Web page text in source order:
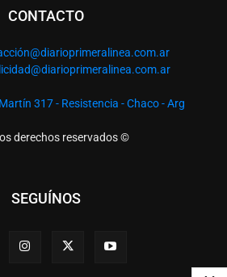
CONTACTO
n@diarioprimeralinea.com.ar
317 - Resistencia - Chaco - Arg
derechos reservados ©
SEGUÍNOS